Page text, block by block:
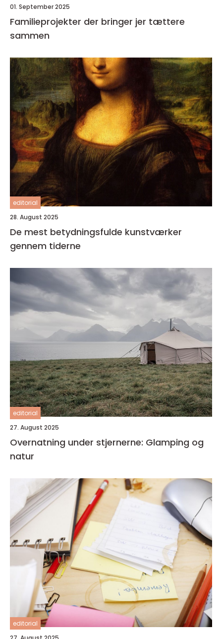
01. September 2025
Familieprojekter der bringer jer tættere
sammen
editorial
28. August 2025
De mest betydningsfulde kunstværker
gennem tiderne
editorial
27. August 2025
Overnatning under stjernerne: Glamping og
natur
editorial